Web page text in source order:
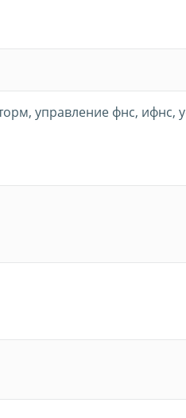
управление фнс, ифнс,